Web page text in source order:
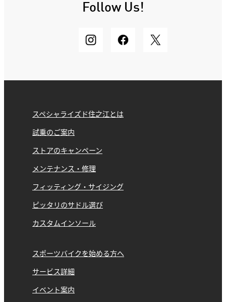
Follow Us!
スペシャライズド住之江とは
試乗のご案内
ストアのキャンペーン
メンテナンス・修理
フィッティング・サイジング
ピッタリのサドル選び
カスタムインソール
スポーツバイクを始める方へ
サービス詳細
イベント案内